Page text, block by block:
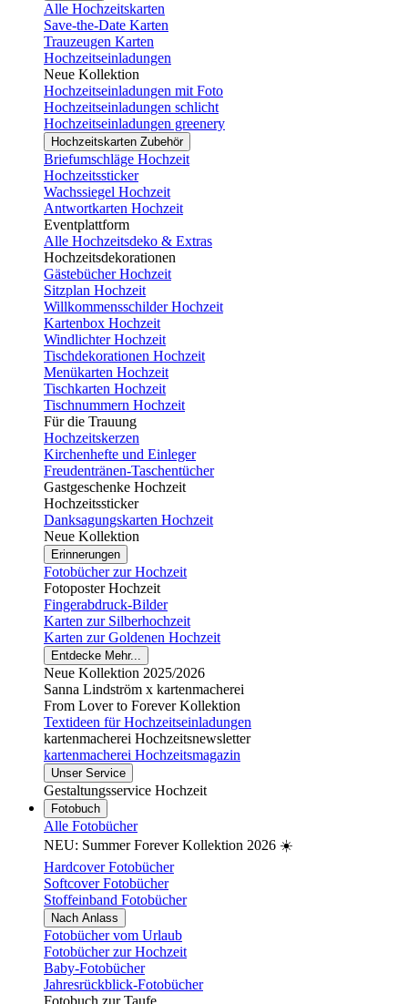
Alle Hochzeitskarten
Save-the-Date Karten
Trauzeugen Karten
Hochzeitseinladungen
Neue Kollektion
Hochzeitseinladungen mit Foto
Hochzeitseinladungen schlicht
Hochzeitseinladungen greenery
Hochzeitskarten Zubehör
Briefumschläge Hochzeit
Hochzeitssticker
Wachssiegel Hochzeit
Antwortkarten Hochzeit
Eventplattform
Alle Hochzeitsdeko & Extras
Hochzeitsdekorationen
Gästebücher Hochzeit
Sitzplan Hochzeit
Willkommensschilder Hochzeit
Kartenbox Hochzeit
Windlichter Hochzeit
Tischdekorationen Hochzeit
Menükarten Hochzeit
Tischkarten Hochzeit
Tischnummern Hochzeit
Für die Trauung
Hochzeitskerzen
Kirchenhefte und Einleger
Freudentränen-Taschentücher
Gastgeschenke Hochzeit
Hochzeitssticker
Danksagungskarten Hochzeit
Neue Kollektion
Erinnerungen
Fotobücher zur Hochzeit
Fotoposter Hochzeit
Fingerabdruck-Bilder
Karten zur Silberhochzeit
Karten zur Goldenen Hochzeit
Entdecke Mehr...
Neue Kollektion 2025/2026
Sanna Lindström x kartenmacherei
From Lover to Forever Kollektion
Textideen für Hochzeitseinladungen
kartenmacherei Hochzeitsnewsletter
kartenmacherei Hochzeitsmagazin
Unser Service
Gestaltungsservice Hochzeit
Fotobuch
Alle Fotobücher
NEU: Summer Forever Kollektion 2026 ☀️
Hardcover Fotobücher
Softcover Fotobücher
Stoffeinband Fotobücher
Nach Anlass
Fotobücher vom Urlaub
Fotobücher zur Hochzeit
Baby-Fotobücher
Jahresrückblick-Fotobücher
Fotobuch zur Taufe